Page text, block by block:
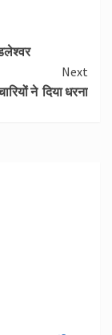
Next
ने दिया धरना